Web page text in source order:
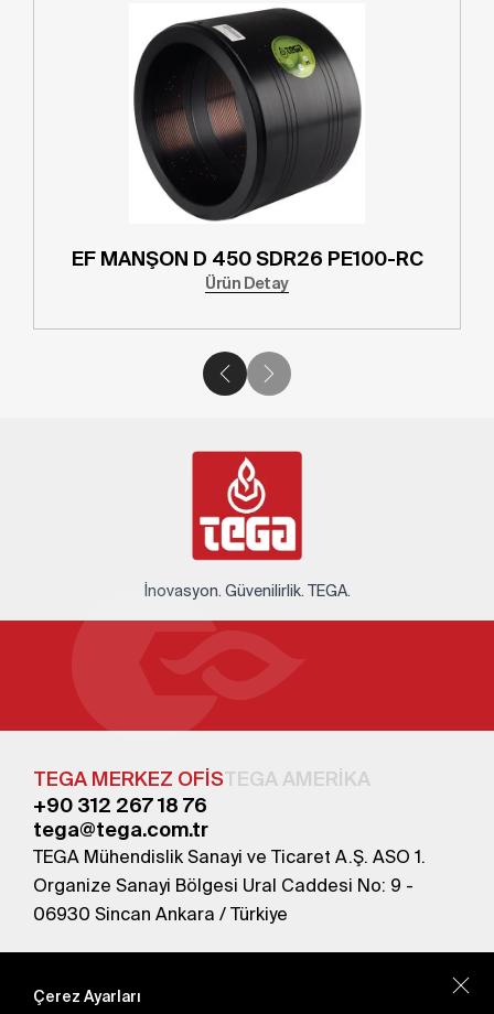
EF MANŞON D 450 SDR26 PE100-RC
Ürün Detay
İnovasyon. Güvenilirlik. TEGA.
TEGA MERKEZ OFİSTEGA AMERİKA
+90 312 267 18 76
tega@tega.com.tr
TEGA Mühendislik Sanayi ve Ticaret A.Ş. ASO 1.
Organize Sanayi Bölgesi Ural Caddesi No: 9 -
06930 Sincan Ankara / Türkiye
abone olun.
Çerez Ayarları